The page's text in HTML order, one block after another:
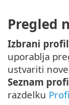
Pregled
Izbrani profil
uporablja
ustvariti
Seznam
razdelku